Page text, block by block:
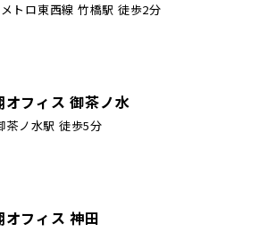
トロ東西線 竹橋駅 徒歩2分
オフィス 御茶ノ水
茶ノ水駅 徒歩5分
オフィス 神田